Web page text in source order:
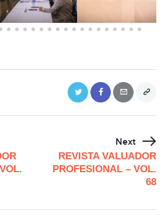
Next
REVISTA VALUADOR
PROFESIONAL – VOL.
68